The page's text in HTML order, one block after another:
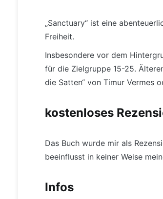
„Sanctuary“ ist eine
Freiheit.
Insbesondere vor dem
für die Zielgruppe 15-25.
die Satten“ von Timur Vermes
kostenloses
Das Buch wurde mir als
beeinflusst in keiner Weise
Infos